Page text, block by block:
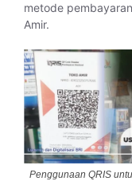
metode
Amir.
Penggunaan QRIS